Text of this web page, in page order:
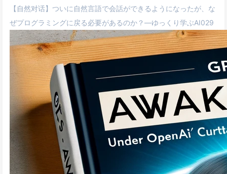
【自然对话】ついに自然言語で会話ができるようになったが、な
ぜプログラミングに戻る必要があるのか？—ゆっくり学ぶAI029